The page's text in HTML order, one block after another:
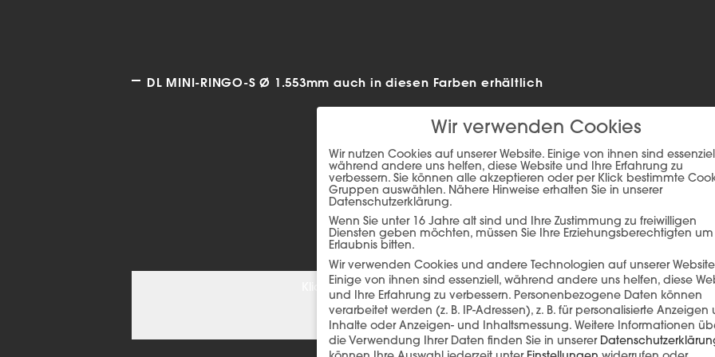
DL MINI-RINGO-S Ø 1.553mm auch in diesen Farben erhältlich
Klicken Sie auf den unteren Button, um den Inhalt von player.flipsnack.com
Inhalt laden
Wir verwenden Cookies
Wir nutzen Cookies auf unserer Website. Einige von ihnen sind
während andere uns helfen, diese Website und Ihre Erfahrung zu
verbessern. Sie können alle akzeptieren oder per Klick bestimmte
Gruppen auswählen. Nähere Hinweise erhalten Sie in unserer
Datenschutzerklärung.
Wenn Sie unter 16 Jahre alt sind und Ihre Zustimmung zu freiwilligen
Diensten geben möchten, müssen Sie Ihre Erziehungsberechtigten um
Erlaubnis bitten.
Wir verwenden Cookies und andere Technologien auf unserer
Einige von ihnen sind essenziell, während andere uns helfen, diese
und Ihre Erfahrung zu verbessern. Personenbezogene Daten können
verarbeitet werden (z. B. IP-Adressen), z. B. für personalisierte Anzeigen
Inhalte oder Anzeigen- und Inhaltsmessung. Weitere Informationen
die Verwendung Ihrer Daten finden Sie in unserer